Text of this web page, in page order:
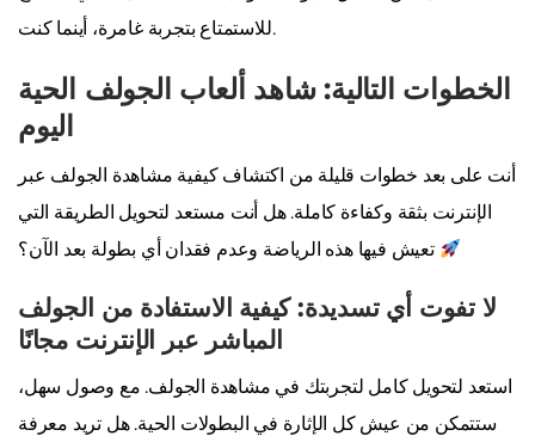
للاستمتاع بتجربة غامرة، أينما كنت.
الخطوات التالية: شاهد ألعاب الجولف الحية
اليوم
أنت على بعد خطوات قليلة من اكتشاف كيفية مشاهدة الجولف عبر
الإنترنت بثقة وكفاءة كاملة. هل أنت مستعد لتحويل الطريقة التي
تعيش فيها هذه الرياضة وعدم فقدان أي بطولة بعد الآن؟
لا تفوت أي تسديدة: كيفية الاستفادة من الجولف
المباشر عبر الإنترنت مجانًا
استعد لتحويل كامل لتجربتك في مشاهدة الجولف. مع وصول سهل،
ستتمكن من عيش كل الإثارة في البطولات الحية. هل تريد معرفة